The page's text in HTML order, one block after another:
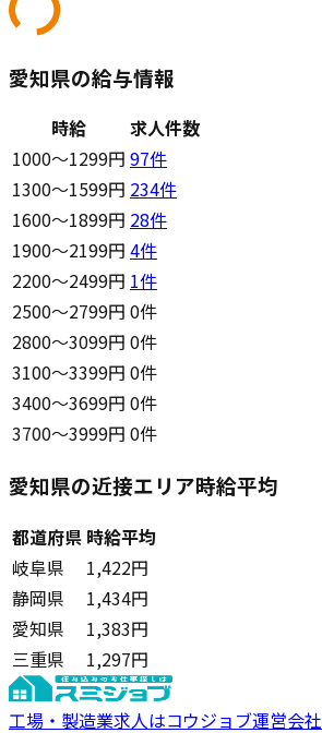
愛知県の給与情報
時給
求人件数
1000〜1299円 97件
1300〜1599円 234件
1600〜1899円 28件
1900〜2199円 4件
2200〜2499円 1件
2500〜2799円 0件
2800〜3099円 0件
3100〜3399円 0件
3400〜3699円 0件
3700〜3999円 0件
愛知県の近接エリア時給平均
都道府県 時給平均
岐阜県
1,422円
静岡県
1,434円
愛知県
1,383円
三重県
1,297円
工場・製造業求人はコウジョブ運営会社